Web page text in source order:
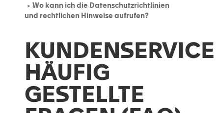
Wo kann ich die Datenschutzrichtlinien
und rechtlichen Hinweise aufrufen?
KUNDENSERVICE
HÄUFIG
GESTELLTE